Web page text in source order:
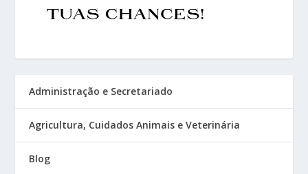
Administração e Secretariado
Agricultura, Cuidados Animais e Veterinária
Blog